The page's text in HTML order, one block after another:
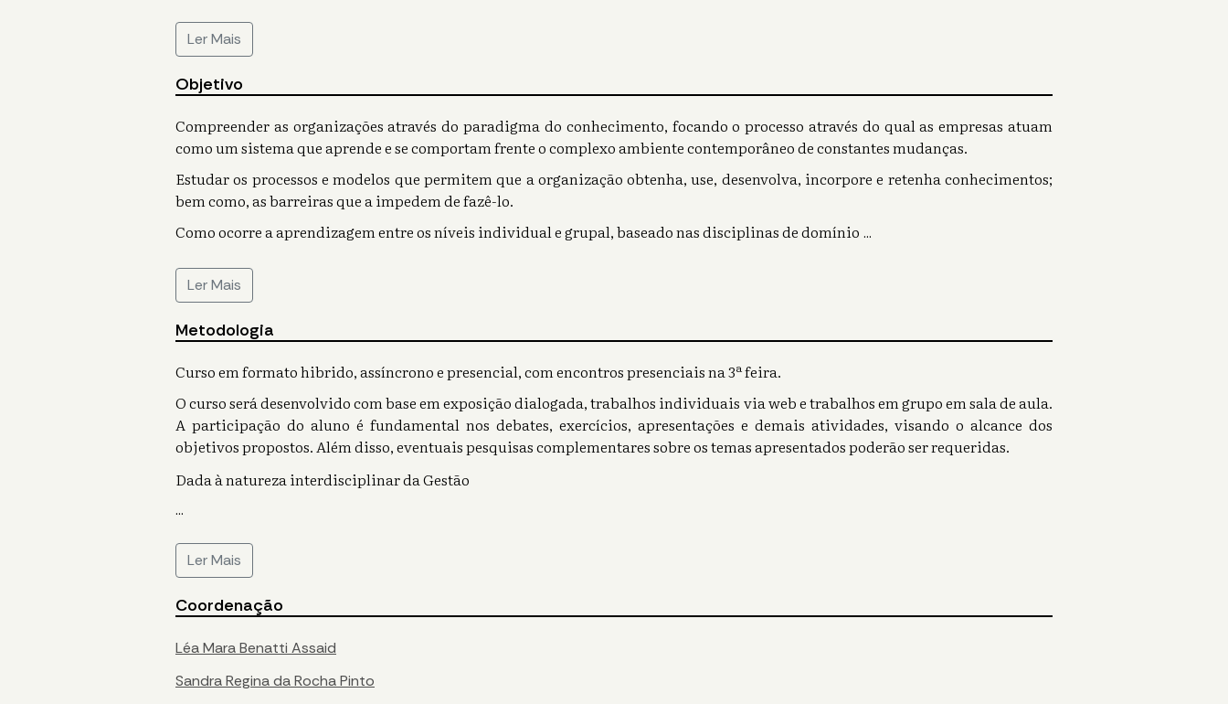
Ler Mais
Objetivo
Compreender as organizações através do paradigma do conhecimento, focando o processo através do qual as empresas atuam
como um sistema que aprende e se comportam frente o complexo ambiente contemporâneo de constantes mudanças.
Estudar os processos e modelos que permitem que a organização obtenha, use, desenvolva, incorpore e retenha conhecimentos;
bem como, as barreiras que a impedem de fazê-lo.
Como ocorre a aprendizagem entre os níveis individual e grupal, baseado nas disciplinas de domínio ...
Ler Mais
Metodologia
Curso em formato hibrido, assíncrono e presencial, com encontros presenciais na 3ª feira.
O curso será desenvolvido com base em exposição dialogada, trabalhos individuais via web e trabalhos em grupo em sala de aula.
A participação do aluno é fundamental nos debates, exercícios, apresentações e demais atividades, visando o alcance dos
objetivos propostos. Além disso, eventuais pesquisas complementares sobre os temas apresentados poderão ser requeridas.
Dada à natureza interdisciplinar da Gestão
...
Ler Mais
Coordenação
Léa Mara Benatti Assaid
Sandra Regina da Rocha Pinto